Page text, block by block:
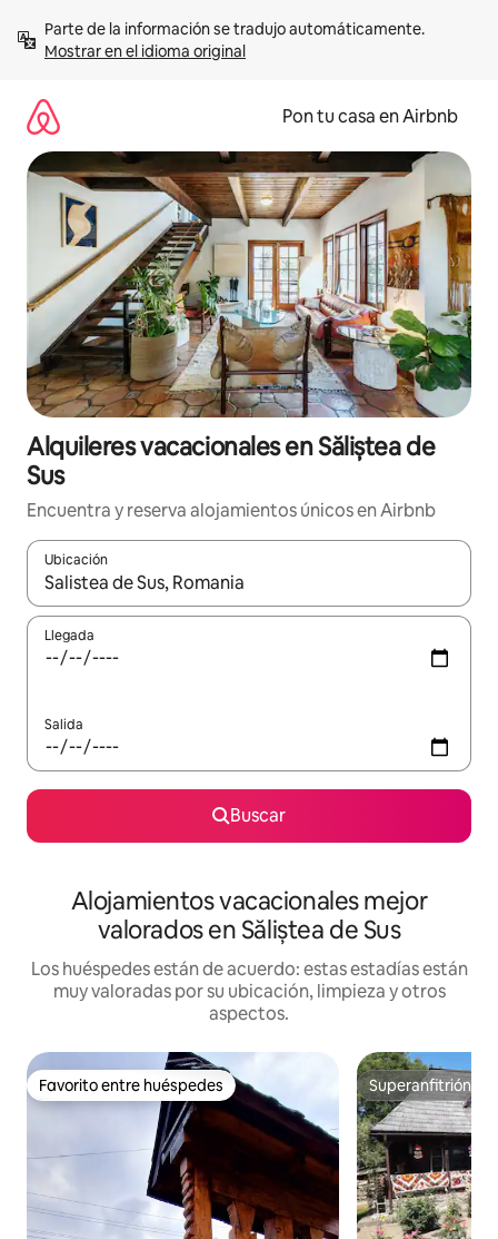
contenidoMostrar en el idioma original
Pon tu casa en Airbnb
Alquileres vacacionales en Săliștea de
Sus
Encuentra y reserva alojamientos únicos en Airbnb
Ubicación
Cuando los resultados estén disponibles, navega con las
Llegada
Salida
Buscar
Alojamientos vacacionales mejor
valorados en Săliștea de Sus
Los huéspedes están de acuerdo: estas estadías están
muy valoradas por su ubicación, limpieza y otros
aspectos.
Favorito entre huéspedes
Favorito entre huéspedes Superanfitrión
Superanfitrión